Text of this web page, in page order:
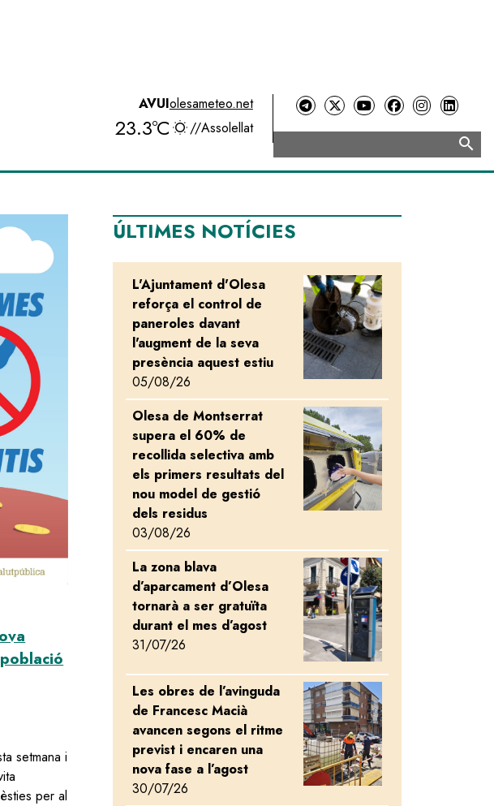
AVUIolesameteo.net
23.3ºC //Assolellat
search
a la transparència informativa
setmana i
per al
ÚLTIMES NOTÍCIES
L'Ajuntament d'Olesa
reforça el control de
paneroles davant
l'augment de la seva
presència aquest estiu
05/08/26
Image
Olesa de Montserrat
supera el 60% de
recollida selectiva amb
els primers resultats del
nou model de gestió
dels residus
03/08/26
Image
La zona blava
d’aparcament d’Olesa
tornarà a ser gratuïta
durant el mes d’agost
31/07/26
Image
Les obres de l’avinguda
de Francesc Macià
avancen segons el ritme
previst i encaren una
nova fase a l’agost
30/07/26
Image